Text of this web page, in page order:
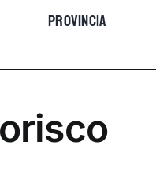
PROVINCIA